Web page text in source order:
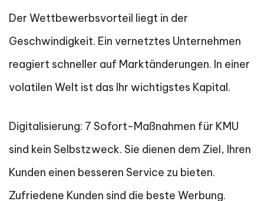
Der Wettbewerbsvorteil liegt in der
Geschwindigkeit. Ein vernetztes Unternehmen
reagiert schneller auf Marktänderungen. In einer
volatilen Welt ist das Ihr wichtigstes Kapital.
Digitalisierung: 7 Sofort-Maßnahmen für KMU
sind kein Selbstzweck. Sie dienen dem Ziel, Ihren
Kunden einen besseren Service zu bieten.
Zufriedene Kunden sind die beste Werbung.